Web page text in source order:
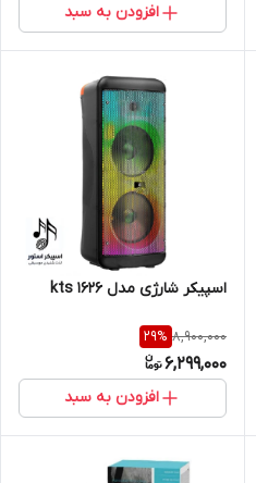
افزودن به سبد
اسپیکر شارژی مدل kts 1626
8,900,000
29%
6,299,000
افزودن به سبد